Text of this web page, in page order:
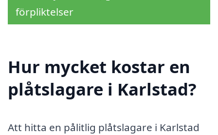
förpliktelser
Hur mycket kostar en
plåtslagare i Karlstad?
Att hitta en pålitlig plåtslagare i Karlstad